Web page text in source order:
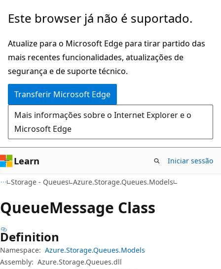
Saltar
o
conteúdo
principal
Saltar
a
navegação
na
página
Este browser já não é suportado.
Atualize para o Microsoft Edge para tirar partido das
mais recentes funcionalidades, atualizações de
segurança e de suporte técnico.
Transferir Microsoft Edge
Mais informações sobre o Internet Explorer e o
Microsoft Edge
Learn Iniciar sessão
Storage - Queues Azure.Storage.Queues.Models
QueueMessage Class
Definition
Namespace: Azure.Storage.Queues.Models
Assembly: Azure.Storage.Queues.dll